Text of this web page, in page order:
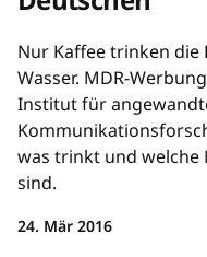
Nur Kaffee trinken die
Wasser. MDR-
Institut für
was trinkt und welche
sind.
24. Mär 2016